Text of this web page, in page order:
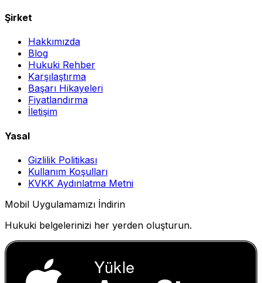
Şirket
Hakkımızda
Blog
Hukuki Rehber
Karşılaştırma
Başarı Hikayeleri
Fiyatlandırma
İletişim
Yasal
Gizlilik Politikası
Kullanım Koşulları
KVKK Aydınlatma Metni
Mobil Uygulamamızı İndirin
Hukuki belgelerinizi her yerden oluşturun.
Yükle